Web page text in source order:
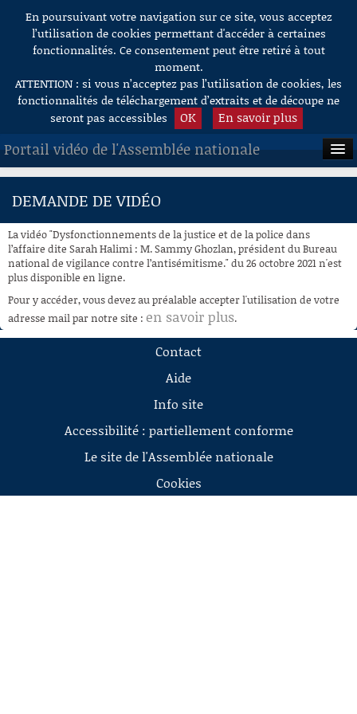
Aller au contenu
En poursuivant votre navigation sur ce site, vous acceptez
l’utilisation de cookies permettant d'accéder à certaines
fonctionnalités. Ce consentement peut être retiré à tout
moment.
ATTENTION : si vous n’acceptez pas l’utilisation de cookies, les
fonctionnalités de téléchargement d’extraits et de découpe ne
seront pas accessibles
OK En savoir plus
Portail vidéo de l'Assemblée nationale
ACCUEIL
À LA DEMANDE
RECHERCHE
AIDE À LA DÉCOUPE
DE VIDÉOS
DEMANDE DE VIDÉO
La vidéo "Dysfonctionnements de la justice et de la police dans
l’affaire dite Sarah Halimi : M. Sammy Ghozlan, président du Bureau
national de vigilance contre l’antisémitisme." du 26 octobre 2021 n'est
plus disponible en ligne.
Pour y accéder, vous devez au préalable accepter l'utilisation de votre
adresse mail par notre site : en savoir plus.
Contact
Aide
Info site
Accessibilité : partiellement conforme
Le site de l'Assemblée nationale
Cookies